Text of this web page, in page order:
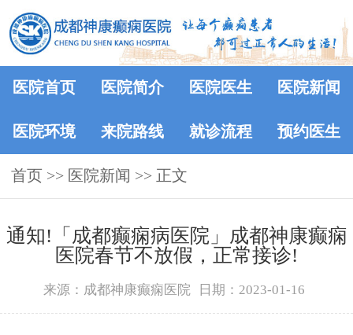
医院首页 医院简介 医院医生 医院新闻
医院环境 来院路线 就诊流程 预约医生
首页 >> 医院新闻 >> 正文
通知!​「成都癫痫病医院」成都神康癫痫
医院春节不放假，正常接诊!
来源：成都神康癫痫医院 日期：2023-01-16